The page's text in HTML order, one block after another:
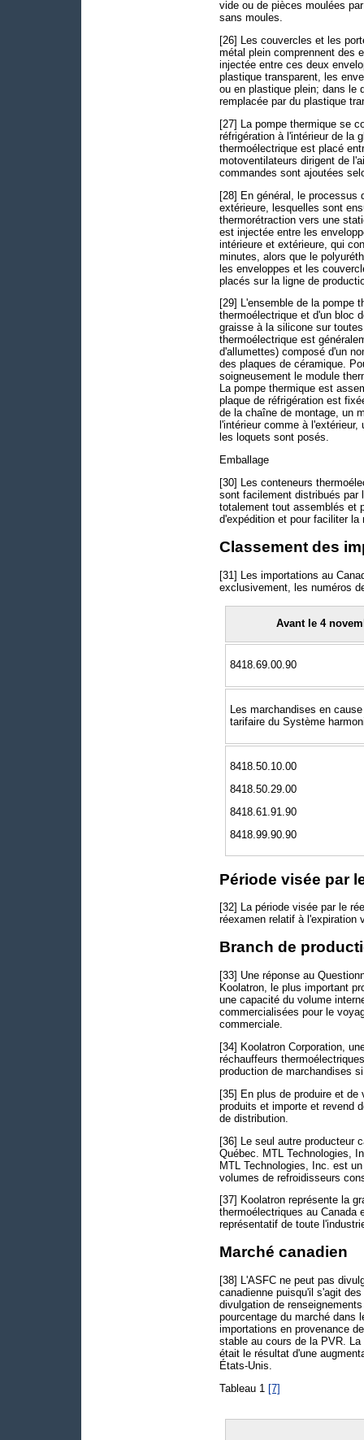
vide ou de pièces moulées
sans moules.
[26] Les couvercles et les
métal plein comprennent des
injectée entre ces deux
plastique transparent, les
ou en plastique plein; dans le
remplacée par du plastique
[27] La pompe thermique se
réfrigération à l'intérieur de la
thermoélectrique est placé
motoventilateurs dirigent de
commandes sont ajoutées
[28] En général, le processus
extérieure, lesquelles sont
thermorétraction vers une
est injectée entre les
intérieure et extérieure, qui
minutes, alors que le
les enveloppes et les
placés sur la ligne de
[29] L'ensemble de la pompe
thermoélectrique et d'un bloc
graisse à la silicone sur
thermoélectrique est
d'allumettes) composé d'un
des plaques de céramique.
soigneusement le module
La pompe thermique est
plaque de réfrigération est
de la chaîne de montage, un
l'intérieur comme à
les loquets sont posés.
Emballage
[30] Les conteneurs
sont facilement distribués par
totalement tout assemblés et
d'expédition et pour faciliter la
Classement des
[31] Les importations au
exclusivement, les numéros
Avant le 4
8418.69.00.90
Les marchandises en
tarifaire du Système
8418.50.10.00
8418.50.29.00
8418.61.91.90
8418.99.90.90
Période visée par
[32] La période visée par le
réexamen relatif à l'expiration
Branch de
[33] Une réponse au
Koolatron, le plus important
une capacité du volume
commercialisées pour le
commerciale.
[34] Koolatron Corporation,
réchauffeurs
production de marchandises
[35] En plus de produire et
produits et importe et revend
de distribution.
[36] Le seul autre producteur
Québec. MTL Technologies,
MTL Technologies, Inc. est
volumes de refroidisseurs
[37] Koolatron représente la
thermoélectriques au Canada
représentatif de toute
Marché canadien
[38] L'ASFC ne peut pas
canadienne puisqu'il s'agit
divulgation de
pourcentage du marché dans
importations en provenance
stable au cours de la PVR.
était le résultat d'une
États-Unis.
Tableau 1 [7]